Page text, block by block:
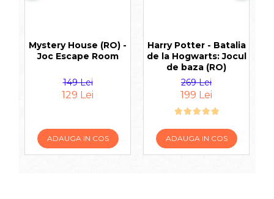
Mystery House (RO) -
Joc Escape Room
149 Lei
129 Lei
ADAUGA IN COS
Harry Potter - Batalia
de la Hogwarts: Jocul
de baza (RO)
269 Lei
199 Lei
ADAUGA IN COS